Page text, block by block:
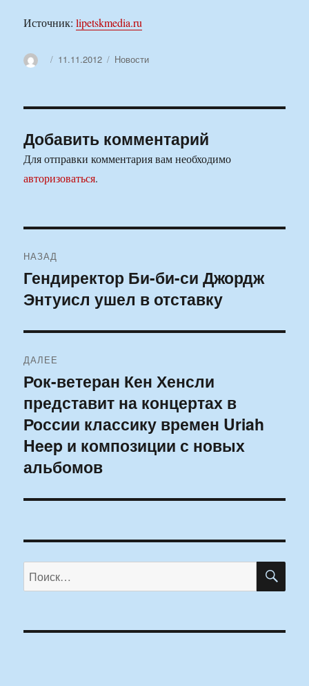
Источник:lipetskmedia.ru
АвторОпубликовано
11.11.2012 Рубрики
Новости
Добавить комментарий
Для отправки комментария вам необходимо
авторизоваться.
по
записям
НАЗАД
Предыдущая
запись:
Гендиректор Би-би-си Джордж
Энтуисл ушел в отставку
ДАЛЕЕ
Следующая
запись:
Рок-ветеран Кен Хенсли
представит на концертах в
России классику времен Uriah
Heep и композиции с новых
альбомов
Искать: